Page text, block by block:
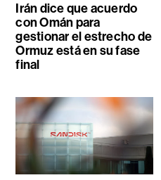
Irán dice que acuerdo
con Omán para
gestionar el estrecho de
Ormuz está en su fase
final